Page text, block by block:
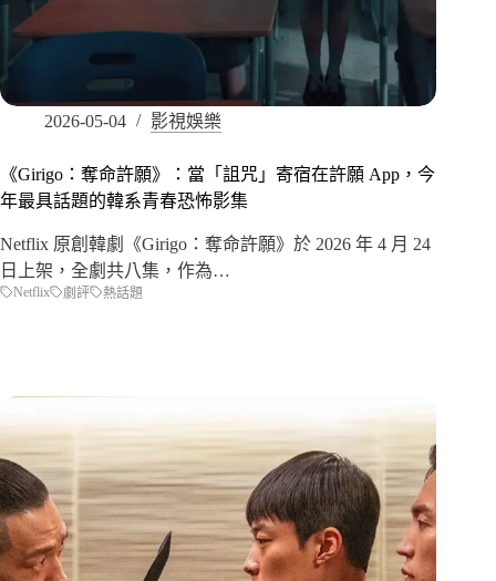
2026-05-04 影視娛樂
《Girigo：奪命許願》：當「詛咒」寄宿在許願 App，今
年最具話題的韓系青春恐怖影集
Netflix 原創韓劇《Girigo：奪命許願》於 2026 年 4 月 24
日上架，全劇共八集，作為…
Netflix 劇評 熱話題